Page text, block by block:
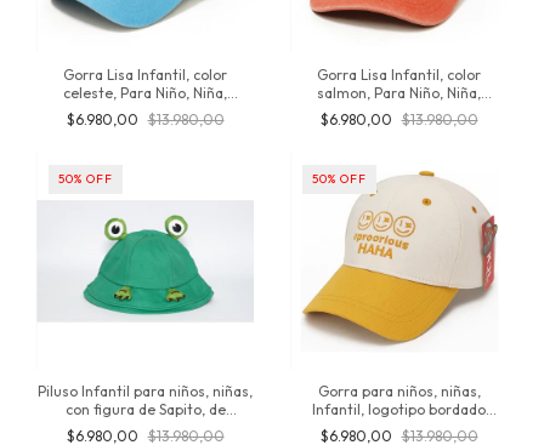
Gorra Lisa Infantil, color
celeste, Para Niño, Niña,
Vintage, estilo desgastada,
colores Prelavados, de algodón,
$6.980,00 $13.980,00
Gorra Lisa Infantil, color
salmon, Para Niño, Niña,
Vintage, estilo desgastada,
colores Prelavados, de algodón,
$6.980,00 $13.980,00
50% OFF
Piluso Infantil para niños, niñas,
con figura de Sapito, de
algodón, importado, Verano,
$6.980,00 $13.980,00
50% OFF
Gorra para niños, niñas,
Infantil, logotipo bordado
"haha" Importado, Primavera,
$6.980,00 $13.980,00